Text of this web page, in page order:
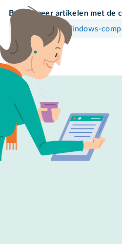
Bekijk meer artikelen met de
Windows-
Google